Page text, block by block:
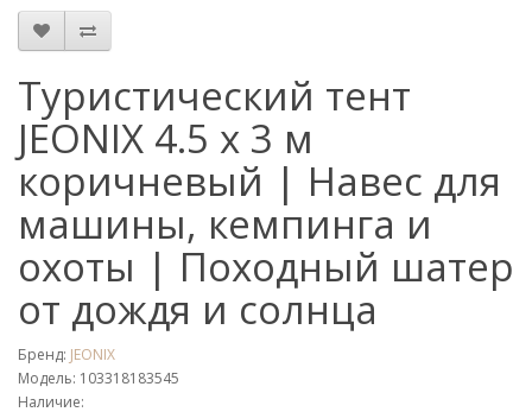
Туристический тент
JEONIX 4.5 х 3 м
коричневый | Навес для
машины, кемпинга и
охоты | Походный шатер
от дождя и солнца
Бренд: JEONIX
Модель: 103318183545
Наличие: